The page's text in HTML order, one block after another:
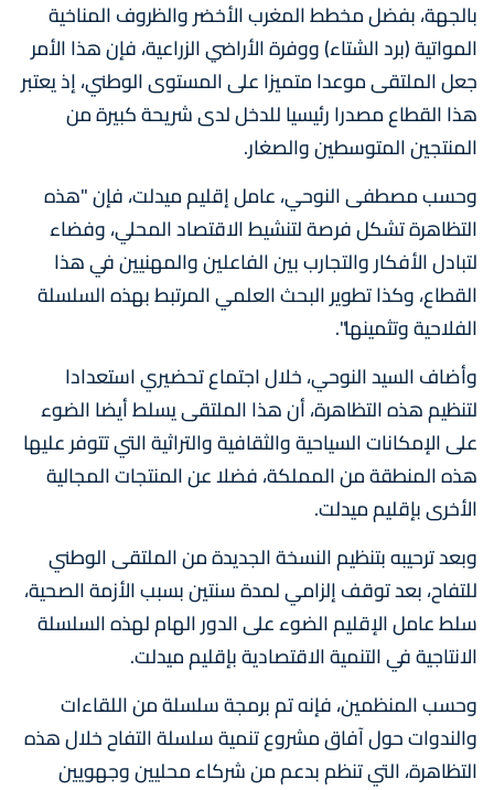
بالجهة، بفضل مخطط المغرب الأخضر والظروف المناخية
المواتية (برد الشتاء) ووفرة الأراضي الزراعية، فإن هذا الأمر
جعل الملتقى موعدا متميزا على المستوى الوطني، إذ يعتبر
هذا القطاع مصدرا رئيسيا للدخل لدى شريحة كبيرة من
المنتجين المتوسطين والصغار.
وحسب مصطفى النوحي، عامل إقليم ميدلت، فإن "هذه
التظاهرة تشكل فرصة لتنشيط الاقتصاد المحلي، وفضاء
لتبادل الأفكار والتجارب بين الفاعلين والمهنيين في هذا
القطاع، وكذا تطوير البحث العلمي المرتبط بهذه السلسلة
الفلاحية وتثمينها".
وأضاف السيد النوحي، خلال اجتماع تحضيري استعدادا
لتنظيم هذه التظاهرة، أن هذا الملتقى يسلط أيضا الضوء
على الإمكانات السياحية والثقافية والتراثية التي تتوفر عليها
هذه المنطقة من المملكة، فضلا عن المنتجات المجالية
الأخرى بإقليم ميدلت.
وبعد ترحيبه بتنظيم النسخة الجديدة من الملتقى الوطني
للتفاح، بعد توقف إلزامي لمدة سنتين بسبب الأزمة الصحية،
سلط عامل الإقليم الضوء على الدور الهام لهذه السلسلة
الانتاجية في التنمية الاقتصادية بإقليم ميدلت.
وحسب المنظمين، فإنه تم برمجة سلسلة من اللقاءات
والندوات حول آفاق مشروع تنمية سلسلة التفاح خلال هذه
التظاهرة، التي تنظم بدعم من شركاء محليين وجهويين